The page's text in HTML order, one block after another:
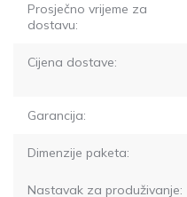
Prosječno vrijeme za
dostavu:
Cijena dostave:
Garancija:
Dimenzije paketa:
Nastavak za produživanje: